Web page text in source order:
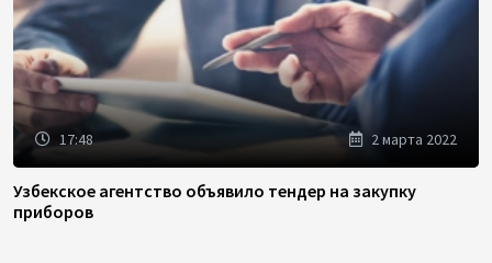
17:48 2 марта 2022
Узбекское агентство объявило тендер на закупку
приборов